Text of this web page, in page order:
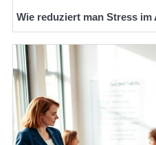
Wie reduziert man Stress im